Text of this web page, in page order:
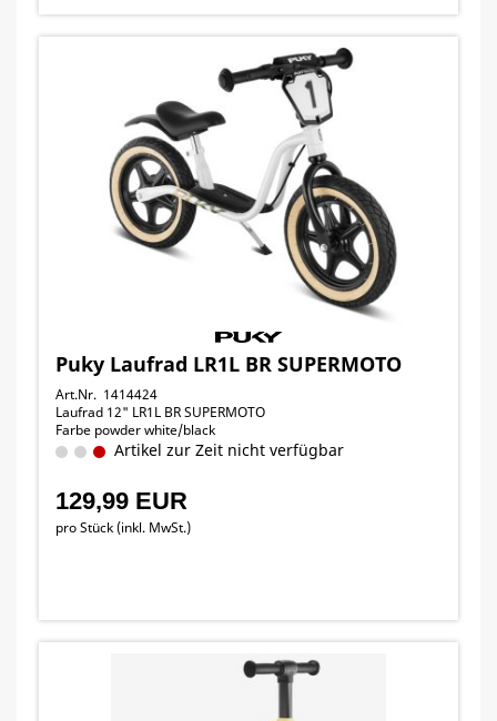
Puky Laufrad LR1L BR SUPERMOTO
Art.Nr. 1414424
Laufrad 12" LR1L BR SUPERMOTO
Farbe powder white/black
Artikel zur Zeit nicht verfügbar
129,99 EUR
pro Stück (inkl. MwSt.)